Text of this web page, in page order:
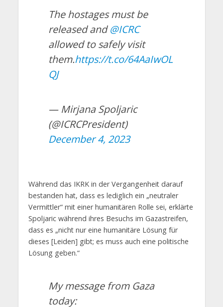
The hostages must be
released and@ICRC
allowed to safely visit
them.https://t.co/64AaIwOL
QJ
— Mirjana Spoljaric
(@ICRCPresident)
December 4, 2023
Während das IKRK in der Vergangenheit darauf
bestanden hat, dass es lediglich ein „neutraler
Vermittler“ mit einer humanitären Rolle sei, erklärte
Spoljaric während ihres Besuchs im Gazastreifen,
dass es „nicht nur eine humanitäre Lösung für
dieses [Leiden] gibt; es muss auch eine politische
Lösung geben.“
My message from Gaza
today: